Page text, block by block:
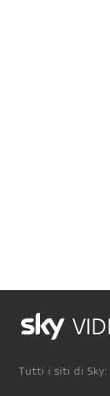
Tutti i siti di Sky: